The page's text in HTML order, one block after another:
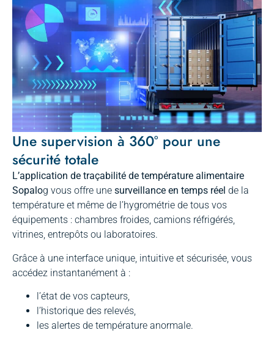
Une supervision à 360° pour une
sécurité totale
L’application de traçabilité de température alimentaire
Sopalog vous offre une surveillance en temps réel de la
température et même de l’hygrométrie de tous vos
équipements : chambres froides, camions réfrigérés,
vitrines, entrepôts ou laboratoires.
Grâce à une interface unique, intuitive et sécurisée, vous
accédez instantanément à :
l’état de vos capteurs,
l’historique des relevés,
les alertes de température anormale.